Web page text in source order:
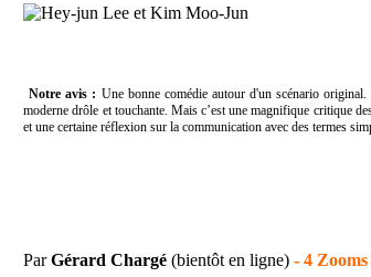
Notre avis : Une bonne comédie autour d'un scénario
moderne drôle et touchante. Mais c’est une magnifique critique
et une certaine réflexion sur la communication avec des termes
ParGérard Chargé (bientôt en ligne) - 4 Zooms